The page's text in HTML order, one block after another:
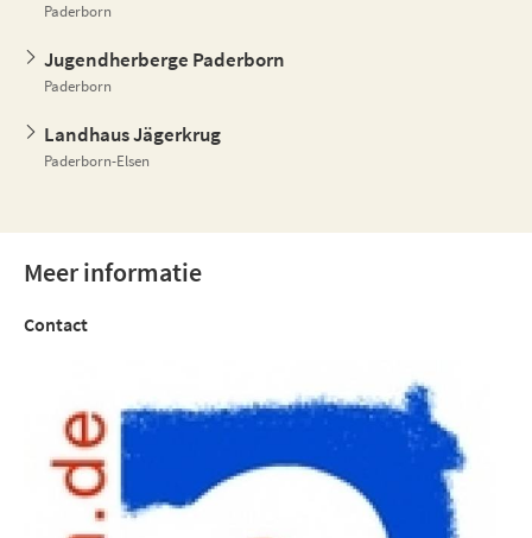
Paderborn
Jugendherberge Paderborn
Paderborn
Landhaus Jägerkrug
Paderborn-Elsen
Meer informatie
Contact